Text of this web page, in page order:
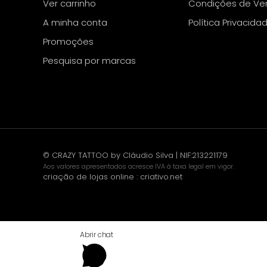
Ver carrinho
A minha conta
Promoções
Pesquisa por marcas
Condições de
Política
© CRAZY TATTOO by Cláudio Silva | NIF:213221179
Aos valores apresentados acresce IVA à taxa legal em vigor.
criação de lojas online : criativo.net
Abrir chat